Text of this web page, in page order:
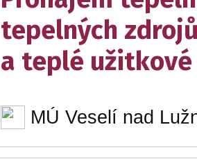
tepelných
a teplé užitkové
MÚ Veselí nad